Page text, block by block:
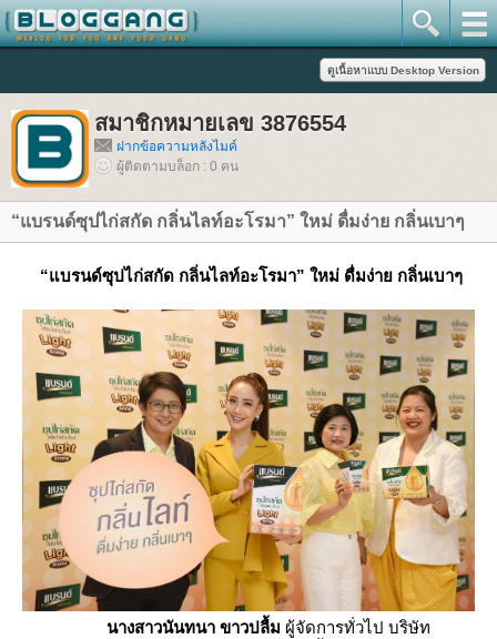
สมาชิกหมายเลข 3876554
ฝากข้อความหลังไมค์
ผู้ติดตามบล็อก : 0 คน
“แบรนด์ซุปไก่สกัด กลิ่นไลท์อะโรมา” ใหม่ ดื่มง่าย กลิ่นเบาๆ
“แบรนด์ซุปไก่สกัด กลิ่นไลท์อะโรมา” ใหม่ ดื่มง่าย กลิ่นเบาๆ
นางสาวนันทนา ขาวปลื้ม ผู้จัดการทั่วไป บริษัท